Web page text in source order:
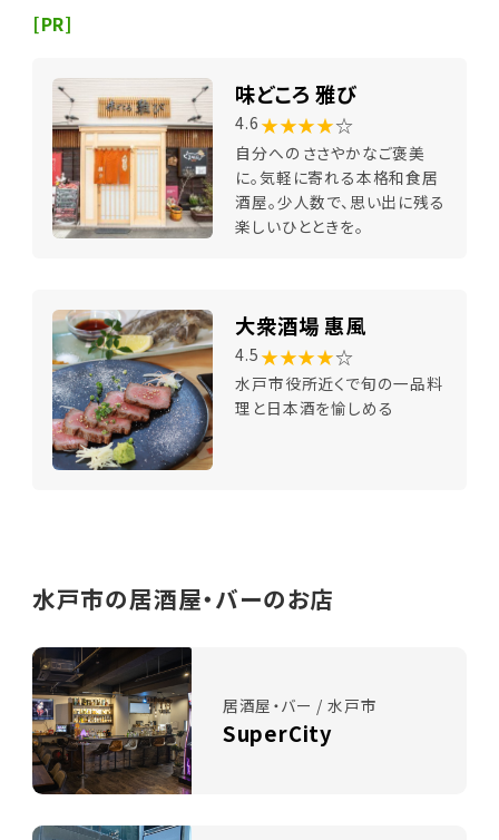
[PR]
味どころ 雅び
4.6 ★★★★☆
自分へのささやかなご褒美
に。気軽に寄れる本格和食居
酒屋。少人数で、思い出に残る
楽しいひとときを。
大衆酒場 惠風
4.5 ★★★★☆
水戸市役所近くで旬の一品料
理と日本酒を愉しめる
水戸市の居酒屋・バーのお店
居酒屋・バー / 水戸市
SuperCity